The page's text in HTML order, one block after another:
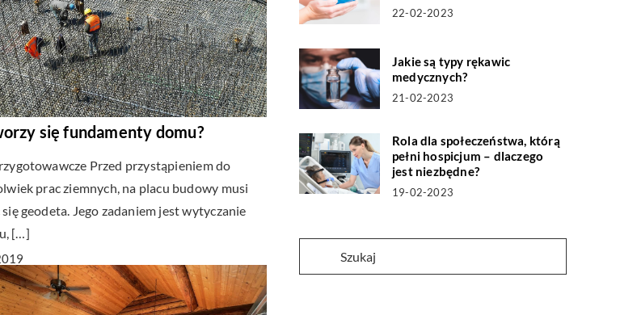
się fundamenty domu?
Przed przystąpieniem do
prac ziemnych, na placu budowy musi
geodeta. Jego zadaniem jest wytyczanie
[…]
22-02-2023
Jakie są typy rękawic
medycznych?
21-02-2023
Rola dla społeczeństwa, którą
pełni hospicjum – dlaczego
jest niezbędne?
19-02-2023